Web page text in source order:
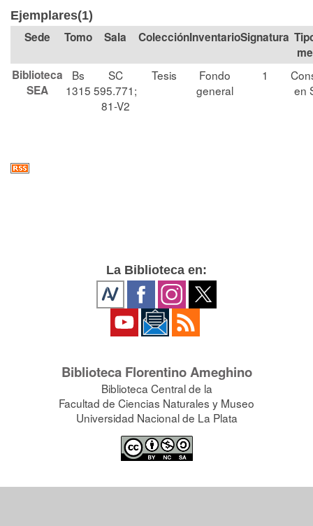
Ejemplares(1)
Tomo Sala Colección Signatura
Biblioteca
SEA
Bs
1315
SC
595.771;
81-V2
Tesis
Fondo
general
1
en
La Biblioteca en:
Biblioteca Florentino Ameghino
Biblioteca Central de la
Facultad de Ciencias Naturales y Museo
Universidad Nacional de La Plata